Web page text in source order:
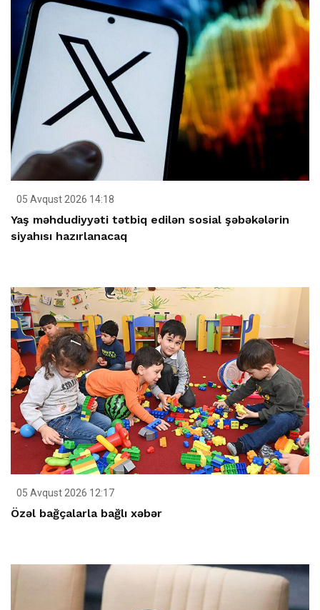
05 Avqust 2026 14:18
Yaş məhdudiyyəti tətbiq edilən sosial şəbəkələrin
siyahısı hazırlanacaq
05 Avqust 2026 12:17
Özəl bağçalarla bağlı xəbər